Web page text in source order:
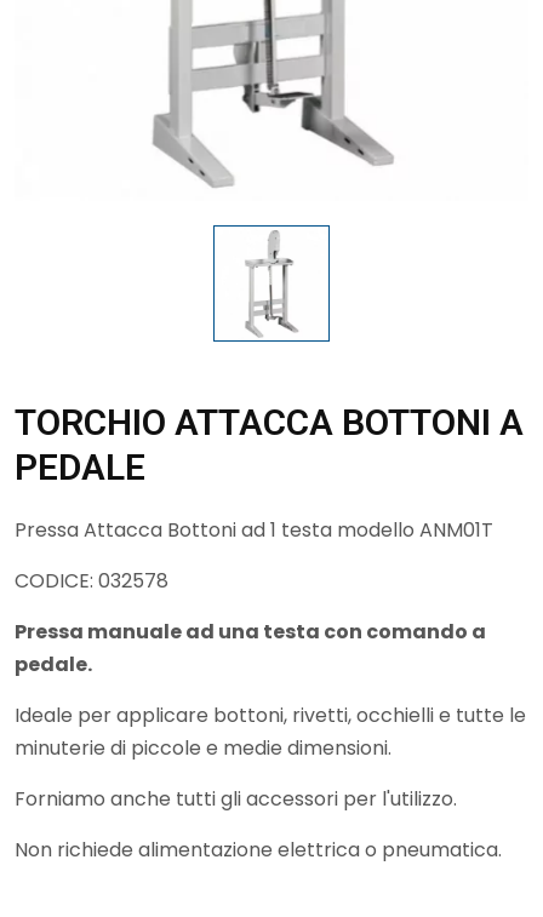
TORCHIO ATTACCA BOTTONI A
PEDALE
Pressa Attacca Bottoni ad 1 testa modello ANM01T
CODICE: 032578
Pressa manuale ad una testa con comando a
pedale.
Ideale per applicare bottoni, rivetti, occhielli e tutte le
minuterie di piccole e medie dimensioni.
Forniamo anche tutti gli accessori per l'utilizzo.
Non richiede alimentazione elettrica o pneumatica.